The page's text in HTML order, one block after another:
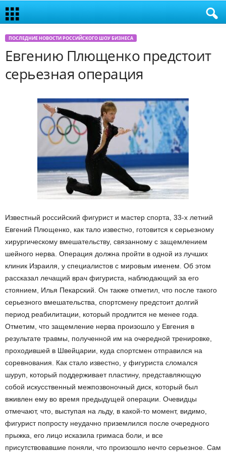
ПОСЛЕДНИЕ НОВОСТИ РОССИЙСКОГО ШОУ БИЗНЕСА
Евгению Плющенко предстоит
серьезная операция
Известный российский фигурист и мастер спорта, 33-х летний
Евгений Плющенко, как тало известно, готовится к серьезному
хирургическому вмешательству, связанному с защемлением
шейного нерва. Операция должна пройти в одной из лучших
клиник Израиля, у специалистов с мировым именем. Об этом
рассказал лечащий врач фигуриста, наблюдающий за его
стоянием, Илья Пекарский. Он также отметил, что после такого
серьезного вмешательства, спортсмену предстоит долгий
период реабилитации, который продлится не менее года.
Отметим, что защемление нерва произошло у Евгения в
результате травмы, полученной им на очередной тренировке,
проходившей в Швейцарии, куда спортсмен отправился на
соревнования. Как стало известно, у фигуриста сломался
шуруп, который поддерживает пластину, представляющую
собой искусственный межпозвоночный диск, который был
вживлен ему во время предыдущей операции. Очевидцы
отмечают, что, выступая на льду, в какой-то момент, видимо,
фигурист попросту неудачно приземлился после очередного
прыжка, его лицо исказила гримаса боли, и все
присутствовавшие поняли, что произошло нечто серьезное. Сам